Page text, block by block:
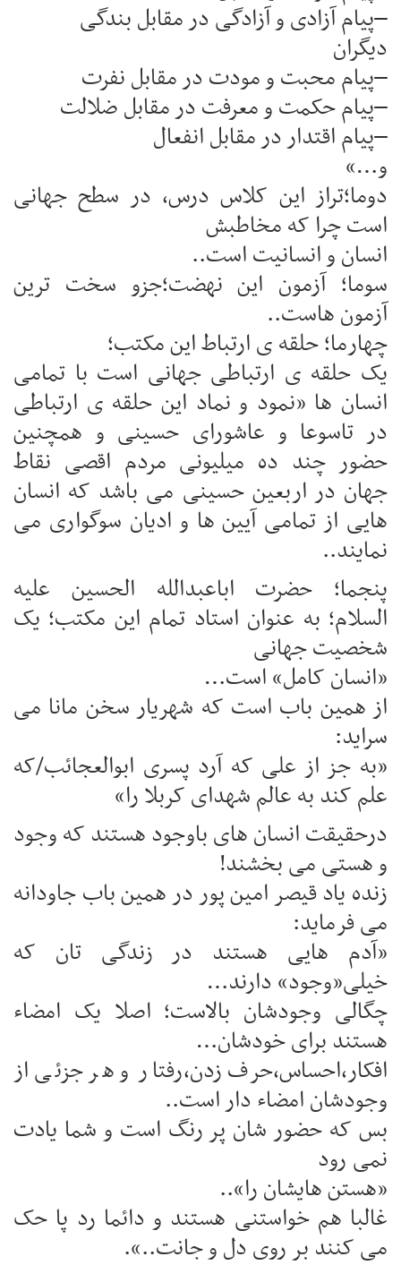
–پیام آزادی و آزادگی در مقابل بندگی
دیگران
–پیام محبت و مودت در مقابل نفرت
–پیام حکمت و معرفت در مقابل ضلالت
–پیام اقتدار در مقابل انفعال
و…»
دوما؛تراز این کلاس درس، در سطح جهانی
است چرا که مخاطبش
انسان و انسانیت است..
سوما؛ آزمون این نهضت؛جزو سخت ترین
آزمون هاست..
چهارما؛ حلقه ی ارتباط این مکتب؛
یک حلقه ی ارتباطی جهانی است با تمامی
انسان ها «نمود و نماد این حلقه ی ارتباطی
در تاسوعا و عاشورای حسینی و همچنین
حضور چند ده میلیونی مردم اقصی نقاط
جهان در اربعین حسینی می باشد که انسان
هایی از تمامی آیین ها و ادیان سوگواری می
نمایند..
پنجما؛ حضرت اباعبدالله الحسین علیه
السلام؛ به عنوان استاد تمام این مکتب؛ یک
شخصیت جهانی
«انسان کامل» است…
از همین باب است که شهریار سخن مانا می
سراید:
«به جز از علی که آرد پسری ابوالعجائب/که
علم کند به عالم شهدای کربلا را»
درحقیقت انسان های باوجود هستند که وجود
و هستی می بخشند!
زنده یاد قیصر امین پور در همین باب جاودانه
می فرماید:
«آدم هایی هستند در زندگی تان که
خیلی«وجود» دارند…
چگالی وجودشان بالاست؛ اصلا یک امضاء
هستند برای خودشان…
افکار،احساس،حرف زدن،رفتار و هر جزئی از
وجودشان امضاء دار است..
بس که حضور شان پر رنگ است و شما یادت
نمی رود
«هستن هایشان را»..
غالبا هم خواستنی هستند و دائما رد پا حک
می کنند بر روی دل و جانت..».